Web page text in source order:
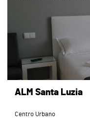
ALM Santa Luzia
Centro Urbano